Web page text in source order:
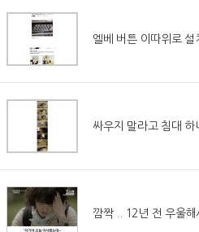
엘베 버튼 이따위로 설
싸우지 말라고 침대
깜짝 .. 12년 전 우울